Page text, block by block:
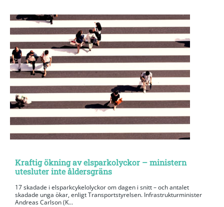
Kraftig ökning av elsparkolyckor – ministern
utesluter inte åldersgräns
17 skadade i elsparkcykelolyckor om dagen i snitt – och antalet
skadade unga ökar, enligt Transportstyrelsen. Infrastrukturminister
Andreas Carlson (K...